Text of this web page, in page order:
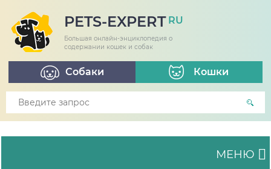
PETS-EXPERT RU
Большая онлайн-энциклопедия о
содержании кошек и собак
Собаки Кошки
МЕНЮ